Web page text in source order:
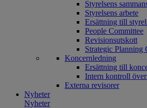
Styrelsens
Styrelsens arbete
Ersättning till
People Committee
Revisionsutskott
Strategic Planning
Koncernledning
Ersättning till
Intern kontroll
Externa revisorer
Nyheter
Nyheter